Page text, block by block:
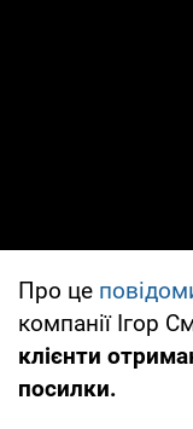
Про це
компанії Ігор
клієнти
посилки.